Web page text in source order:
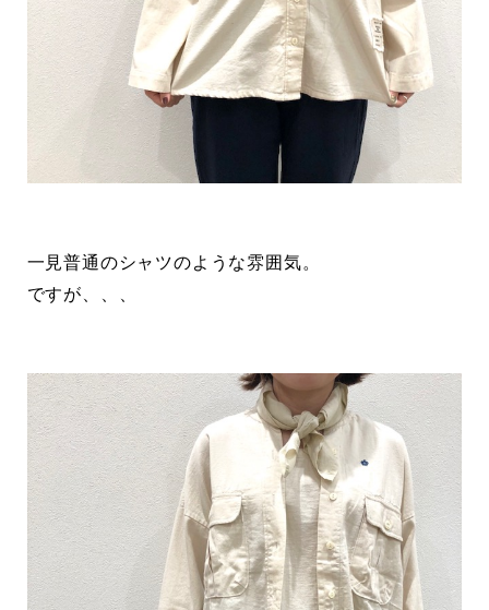
一見普通のシャツのような雰囲気。
ですが、、、